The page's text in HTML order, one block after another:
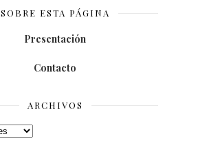
SOBRE ESTA PÁGINA
Presentación
Contacto
ARCHIVOS